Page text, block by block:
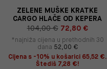
ZELENE MUŠKE KRATKE
CARGO HLAČE OD KEPERA
104,00 € 72,80 €
*najniža cijena u prethodnih 30
dana 52,00 €
Cijena s -10% u košarici 65,52 €.
Štediš 7,28 €!